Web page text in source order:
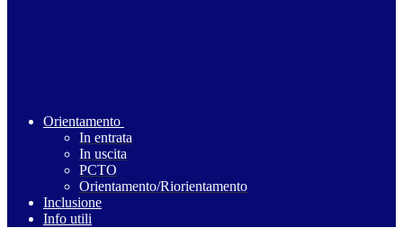
Orientamento
In entrata
In uscita
PCTO
Orientamento/Riorientamento
Inclusione
Info utili